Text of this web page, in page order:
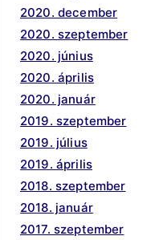
2020. december
2020. szeptember
2020. június
2020. április
2020. január
2019. szeptember
2019. július
2019. április
2018. szeptember
2018. január
2017. szeptember